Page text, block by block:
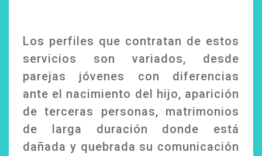
Los perfiles que contratan de estos
servicios son variados, desde
parejas jóvenes con diferencias
ante el nacimiento del hijo, aparición
de terceras personas, matrimonios
de larga duración donde está
dañada y quebrada su comunicación